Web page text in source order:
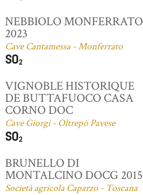
NEBBIOLO MONFERRATO
2023
Cave Cantamessa - Monferrato
VIGNOBLE HISTORIQUE
DE BUTTAFUOCO CASA
CORNO DOC
Cave Giorgi - Oltrepò Pavese
BRUNELLO DI
MONTALCINO DOCG 2015
Società agricola Caparzo - Toscana